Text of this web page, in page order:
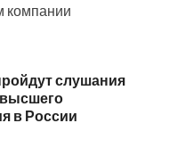
компании
слушания
в России